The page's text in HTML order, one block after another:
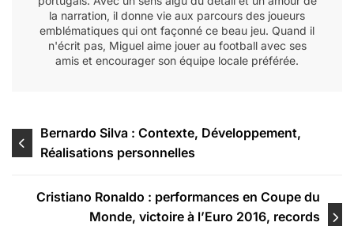
la narration, il donne vie aux parcours des joueurs
emblématiques qui ont façonné ce beau jeu. Quand il
n'écrit pas, Miguel aime jouer au football avec ses
amis et encourager son équipe locale préférée.
Post
navigation
Bernardo Silva : Contexte, Développement,
Réalisations personnelles
Cristiano Ronaldo : performances en Coupe du
Monde, victoire à l’Euro 2016, records